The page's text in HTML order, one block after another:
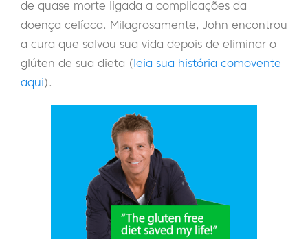
de quase morte ligada a complicações da
doença celíaca. Milagrosamente, John encontrou
a cura que salvou sua vida depois de eliminar o
glúten de sua dieta (leia sua história comovente
aqui).